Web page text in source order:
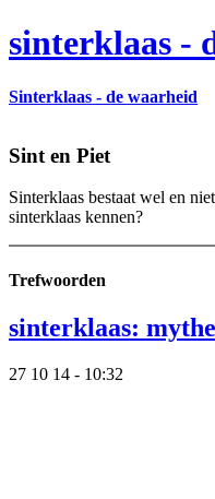
sinterklaas -
Sinterklaas - de waarheid
Sint en Piet
Sinterklaas bestaat wel en
sinterklaas kennen?
Trefwoorden
sinterklaas:
27 10 14 - 10:32